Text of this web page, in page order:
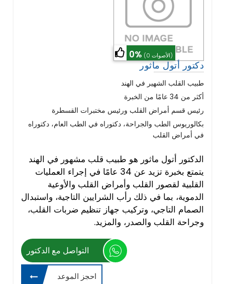
0% (0 الأصوات)
دكتور أتول ماثور
طبيب القلب الشهير في الهند
أكثر من 34 عامًا من الخبرة
رئيس قسم أمراض القلب ورئيس مختبرات القسطرة
بكالوريوس الطب والجراحة، دكتوراه في الطب العام، دكتوراه
في أمراض القلب
الدكتور أتول ماثور هو طبيب قلب مشهور في الهند
يتمتع بخبرة تزيد عن 34 عامًا في إجراء العمليات
القلبية لقصور القلب وأمراض القلب والأوعية
الدموية، بما في ذلك رأب الشرايين التاجية، واستبدال
الصمام التاجي، وتركيب جهاز تنظيم ضربات القلب،
وجراحة القلب والصدر، والمزيد.
التواصل مع الدكتور
احجز الموعد